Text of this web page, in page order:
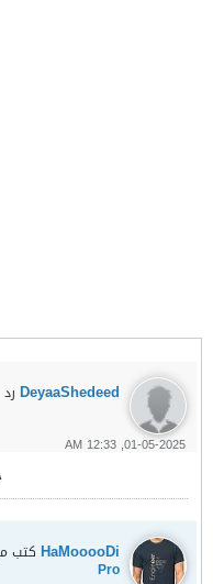
DeyaaShedeed رد
01-05-2025, 12:33 AM
HaMooooDi كتب
Pro